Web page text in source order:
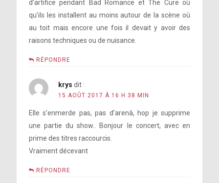
d’artifice pendant Bad Romance et The Cure où
qu’ils les installent au moins autour de la scène où
au toit mais encore une fois il devait y avoir des
raisons techniques ou de nuisance.
RÉPONDRE
krys dit :
15 AOÛT 2017 À 16 H 38 MIN
Elle s’enmerde pas, pas d’arenà, hop je supprime
une partie du show.. Bonjour le concert, avec en
prime des titres raccourcis.
Vraiment décevant
RÉPONDRE